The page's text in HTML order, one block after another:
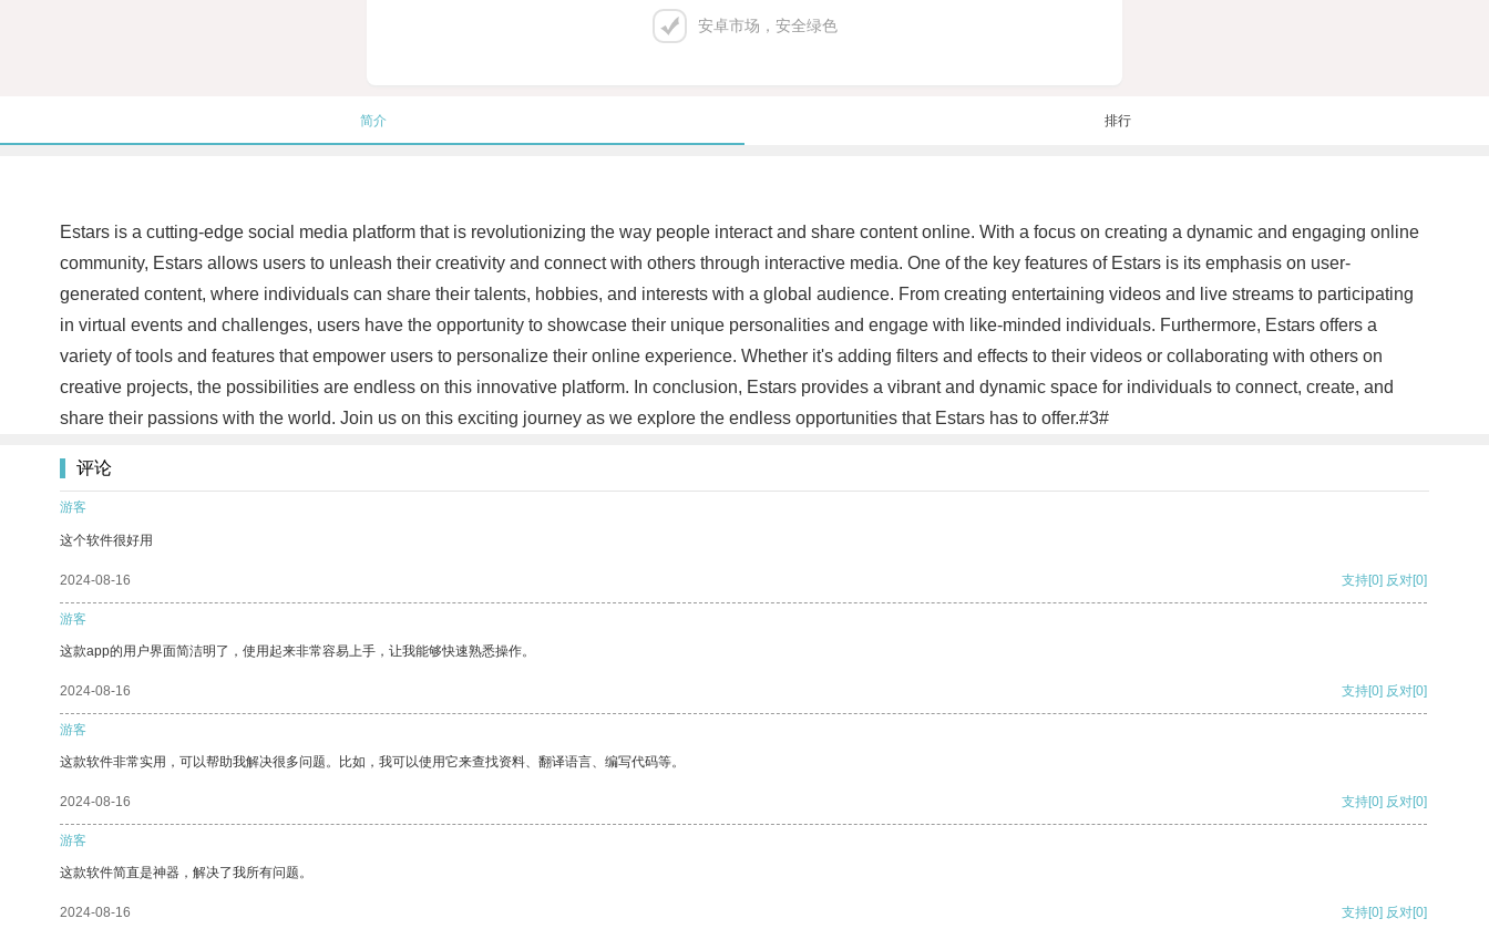
安卓市场，安全绿色
简介 排行
Estars is a cutting-edge social media platform that is revolutionizing the way people interact and share content online. With a focus on creating a dynamic and engaging online
community, Estars allows users to unleash their creativity and connect with others through interactive media. One of the key features of Estars is its emphasis on user-
generated content, where individuals can share their talents, hobbies, and interests with a global audience. From creating entertaining videos and live streams to participating
in virtual events and challenges, users have the opportunity to showcase their unique personalities and engage with like-minded individuals. Furthermore, Estars offers a
variety of tools and features that empower users to personalize their online experience. Whether it's adding filters and effects to their videos or collaborating with others on
creative projects, the possibilities are endless on this innovative platform. In conclusion, Estars provides a vibrant and dynamic space for individuals to connect, create, and
share their passions with the world. Join us on this exciting journey as we explore the endless opportunities that Estars has to offer.#3#
评论
游客
这个软件很好用
2024-08-16 支持[0] 反对[0]
游客
这款app的用户界面简洁明了，使用起来非常容易上手，让我能够快速熟悉操作。
2024-08-16 支持[0] 反对[0]
游客
这款软件非常实用，可以帮助我解决很多问题。比如，我可以使用它来查找资料、翻译语言、编写代码等。
2024-08-16 支持[0] 反对[0]
游客
这款软件简直是神器，解决了我所有问题。
2024-08-16 支持[0] 反对[0]